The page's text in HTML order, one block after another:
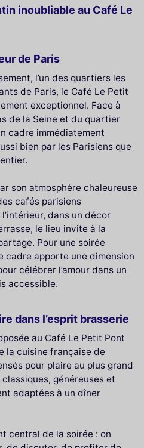
inoubliable au Café Le
de Paris
l’un des quartiers les
de Paris, le Café Le Petit
exceptionnel. Face à
de la Seine et du quartier
cadre immédiatement
bien par les Parisiens que
son atmosphère chaleureuse
cafés parisiens
dans un décor
le lieu invite à la
Pour une soirée
cadre apporte une dimension
célébrer l’amour dans un
accessible.
dans l’esprit brasserie
au Café Le Petit Pont
la cuisine française de
pour plaire au plus grand
généreuses et
adaptées à un dîner
central de la soirée : on